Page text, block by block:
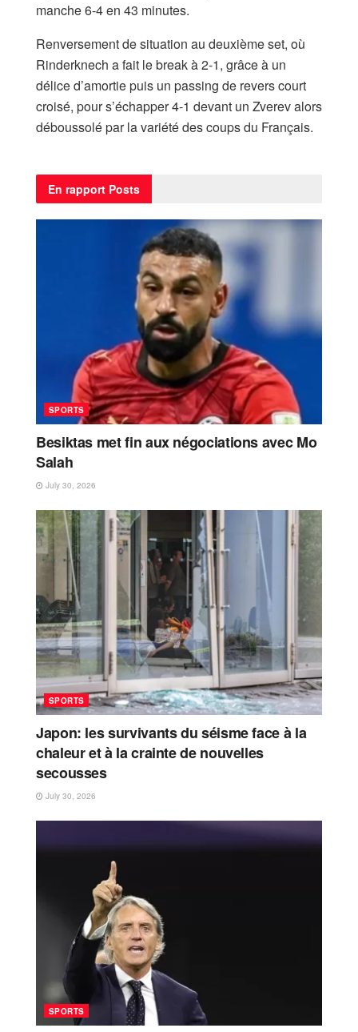
manche 6-4 en 43 minutes.
Renversement de situation au deuxième set, où
Rinderknech a fait le break à 2-1, grâce à un
délice d’amortie puis un passing de revers court
croisé, pour s’échapper 4-1 devant un Zverev alors
déboussolé par la variété des coups du Français.
En rapport Posts
SPORTS
Besiktas met fin aux négociations avec Mo
Salah
July 30, 2026
SPORTS
Japon: les survivants du séisme face à la
chaleur et à la crainte de nouvelles
secousses
July 30, 2026
SPORTS